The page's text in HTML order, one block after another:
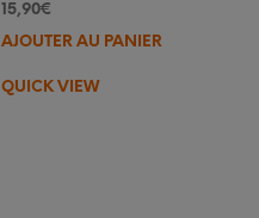
15,90€
AJOUTER AU PANIER
QUICK VIEW